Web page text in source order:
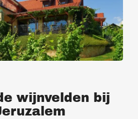
wijnvelden bij